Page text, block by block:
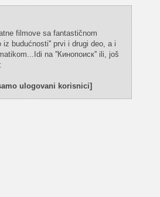
filmove sa fantastičnom
budućnosti'' prvi i drugi deo, a i
na ''Кинопоиск'' ili, još
ulogovani korisnici]